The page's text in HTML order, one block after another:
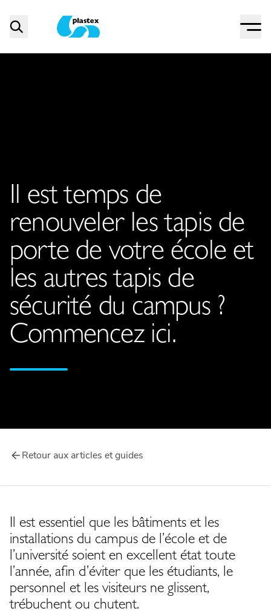
Menu
Il est temps de
renouveler les tapis de
porte de votre école et
les autres tapis de
sécurité du campus ?
Commencez ici.
Retour aux articles et guides
Il est essentiel que les bâtiments et les
installations du campus de l’école et de
l’université soient en excellent état toute
l’année, afin d’éviter que les étudiants, le
personnel et les visiteurs ne glissent,
trébuchent ou chutent.